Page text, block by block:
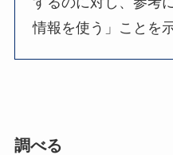
情報を使う」ことを
調べる